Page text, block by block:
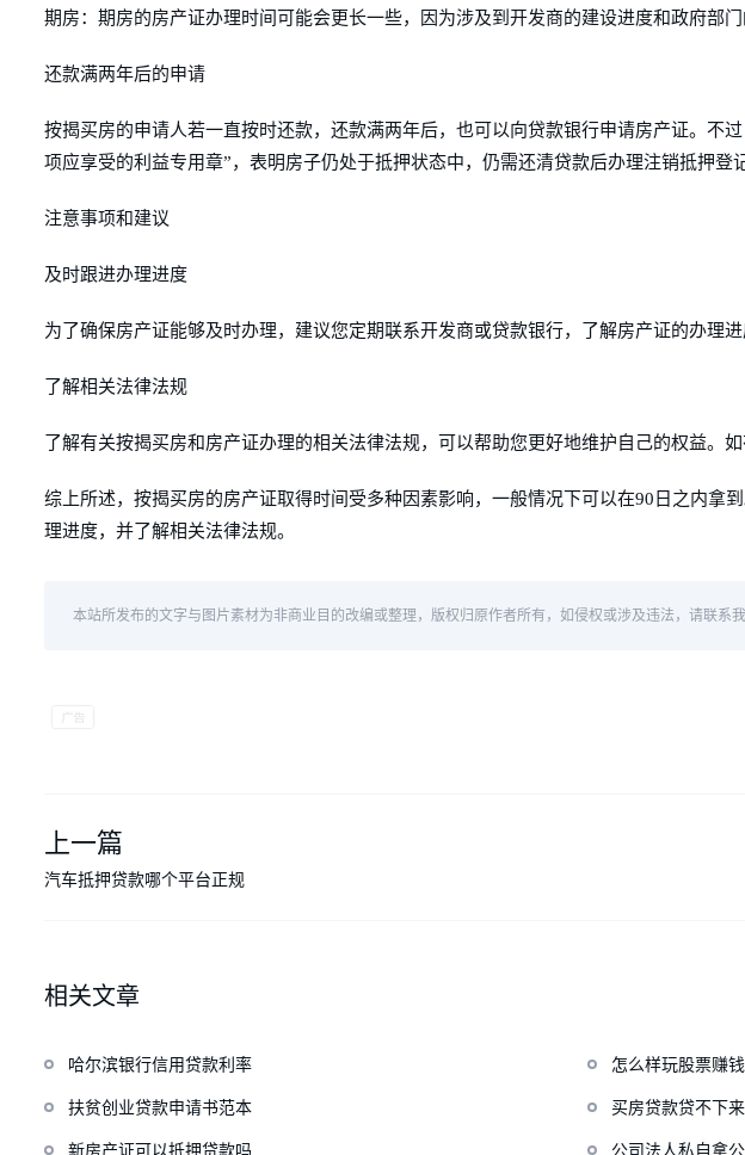
期房：期房的房产证办理时间可能会更长一些，因为涉及到开发商的建设进度和政府部门
还款满两年后的申请
按揭买房的申请人若一直按时还款，还款满两年后，也可以向贷款银行申请房产证。不
项应享受的利益专用章”，表明房子仍处于抵押状态中，仍需还清贷款后办理注销抵押登
注意事项和建议
及时跟进办理进度
为了确保房产证能够及时办理，建议您定期联系开发商或贷款银行，了解房产证的办理
了解相关法律法规
了解有关按揭买房和房产证办理的相关法律法规，可以帮助您更好地维护自己的权益。
综上所述，按揭买房的房产证取得时间受多种因素影响，一般情况下可以在90日之内拿
理进度，并了解相关法律法规。
本站所发布的文字与图片素材为非商业目的改编或整理，版权归原作者所有，如侵权或涉及违法，请联系
上一篇
汽车抵押贷款哪个平台正规
相关文章
哈尔滨银行信用贷款利率 怎么样玩股票赚钱
扶贫创业贷款申请书范本 买房贷款贷不下
新房产证可以抵押贷款吗 公司法人私自拿